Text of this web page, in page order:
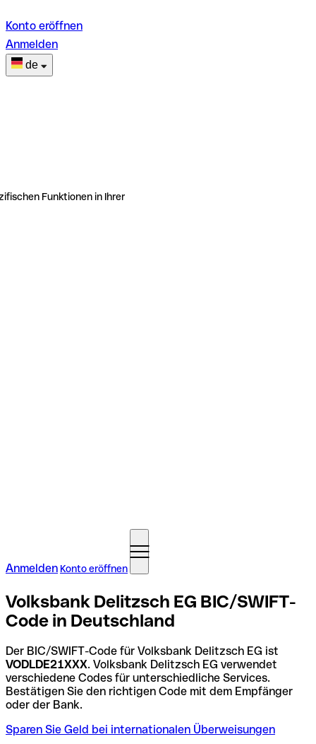
Konto eröffnen
Anmelden
de
Funktionen in Ihrer
Anmelden Konto eröffnen
Volksbank Delitzsch EG BIC/SWIFT-
Code in Deutschland
Der BIC/SWIFT-Code für Volksbank Delitzsch EG ist
VODLDE21XXX. Volksbank Delitzsch EG verwendet
verschiedene Codes für unterschiedliche Services.
Bestätigen Sie den richtigen Code mit dem Empfänger
oder der Bank.
Sparen Sie Geld bei internationalen Überweisungen